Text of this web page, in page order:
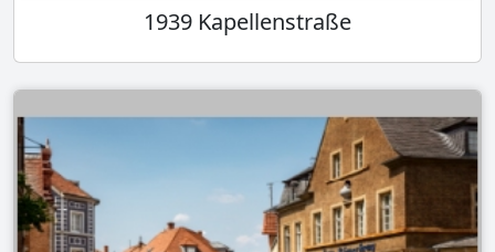
1939 Kapellenstraße